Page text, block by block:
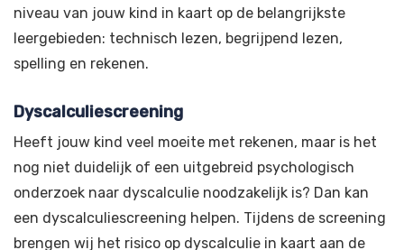
niveau van jouw kind in kaart op de belangrijkste
leergebieden: technisch lezen, begrijpend lezen,
spelling en rekenen.
Dyscalculiescreening
Heeft jouw kind veel moeite met rekenen, maar is het
nog niet duidelijk of een uitgebreid psychologisch
onderzoek naar dyscalculie noodzakelijk is? Dan kan
een dyscalculiescreening helpen. Tijdens de screening
brengen wij het risico op dyscalculie in kaart aan de